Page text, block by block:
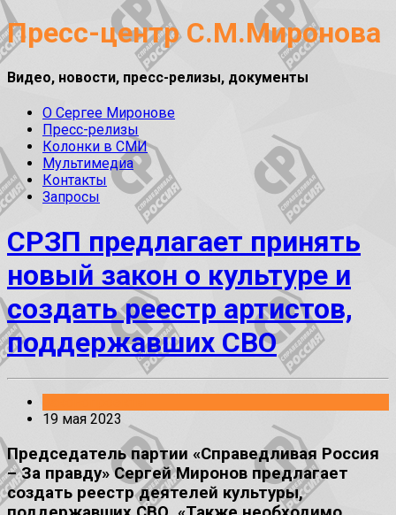
Пресс-центр С.М.Миронова
Видео, новости, пресс-релизы, документы
О Сергее Миронове
Пресс-релизы
Колонки в СМИ
Мультимедиа
Контакты
Запросы
СРЗП предлагает принять
новый закон о культуре и
создать реестр артистов,
поддержавших СВО
19 мая 2023
Председатель партии «Справедливая Россия
– За правду» Сергей Миронов предлагает
создать реестр деятелей культуры,